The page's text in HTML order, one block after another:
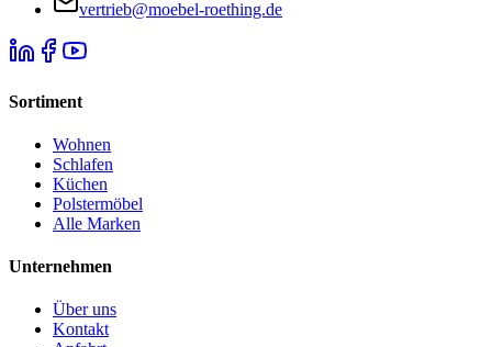
vertrieb@moebel-roething.de
Sortiment
Wohnen
Schlafen
Küchen
Polstermöbel
Alle Marken
Unternehmen
Über uns
Kontakt